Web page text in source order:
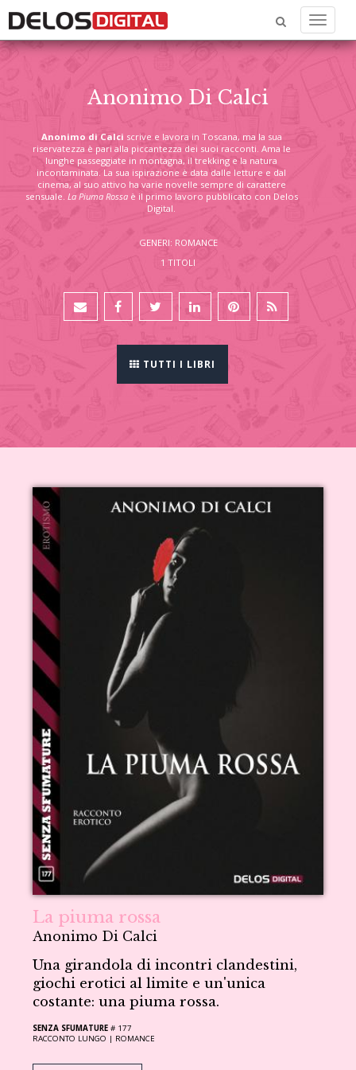
Menu
Anonimo Di Calci
Anonimo di Calci scrive e lavora in Toscana, ma la sua
riservatezza è pari alla piccantezza dei suoi racconti. Ama le
lunghe passeggiate in montagna, il trekking e la natura
incontaminata. La sua ispirazione è data dalle letture e dal
cinema, al suo attivo ha varie novelle sempre di carattere
sensuale. La Piuma Rossaè il primo lavoro pubblicato con Delos
Digital.
GENERI: ROMANCE
1 TITOLI
TUTTI I LIBRI
La piuma rossa
Anonimo Di Calci
Una girandola di incontri clandestini,
giochi erotici al limite e un'unica
costante: una piuma rossa.
SENZA SFUMATURE # 177
RACCONTO LUNGO | ROMANCE